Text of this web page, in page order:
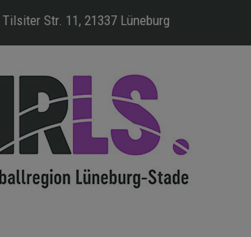
Tilsiter Str. 11, 21337 Lüneburg